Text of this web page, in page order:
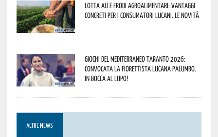
Lotta alle frodi agroalimentari: vantaggi
concreti per i consumatori lucani. Le novità
Giochi del Mediterraneo Taranto 2026:
convocata la fiorettista lucana Palumbo.
In bocca al lupo!
ALTRE NEWS